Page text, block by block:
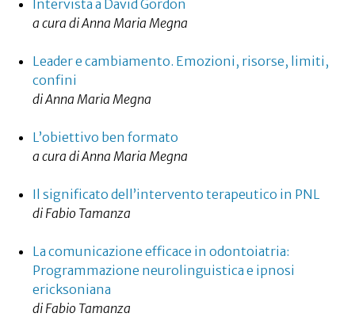
Intervista a David Gordon
a cura di Anna Maria Megna
Leader e cambiamento. Emozioni, risorse, limiti,
confini
di Anna Maria Megna
L’obiettivo ben formato
a cura di Anna Maria Megna
Il significato dell’intervento terapeutico in PNL
di Fabio Tamanza
La comunicazione efficace in odontoiatria:
Programmazione neurolinguistica e ipnosi
ericksoniana
di Fabio Tamanza